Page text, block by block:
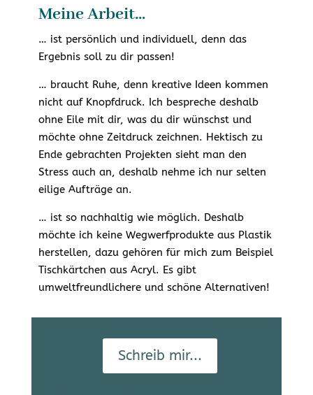
Meine Arbeit…
… ist persönlich und individuell, denn das
Ergebnis soll zu dir passen!
… braucht Ruhe, denn kreative Ideen kommen
nicht auf Knopfdruck. Ich bespreche deshalb
ohne Eile mit dir, was du dir wünschst und
möchte ohne Zeitdruck zeichnen. Hektisch zu
Ende gebrachten Projekten sieht man den
Stress auch an, deshalb nehme ich nur selten
eilige Aufträge an.
… ist so nachhaltig wie möglich. Deshalb
möchte ich keine Wegwerfprodukte aus Plastik
herstellen, dazu gehören für mich zum Beispiel
Tischkärtchen aus Acryl. Es gibt
umweltfreundlichere und schöne Alternativen!
Schreib mir...